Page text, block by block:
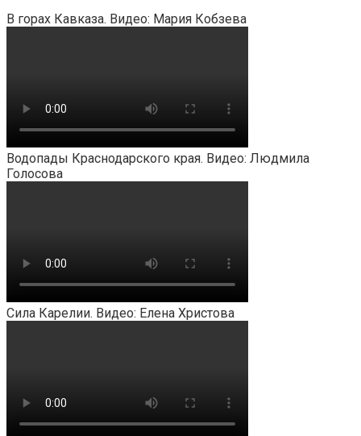
В горах Кавказа. Видео: Мария Кобзева
Водопады Краснодарского края. Видео: Людмила
Голосова
Сила Карелии. Видео: Елена Христова